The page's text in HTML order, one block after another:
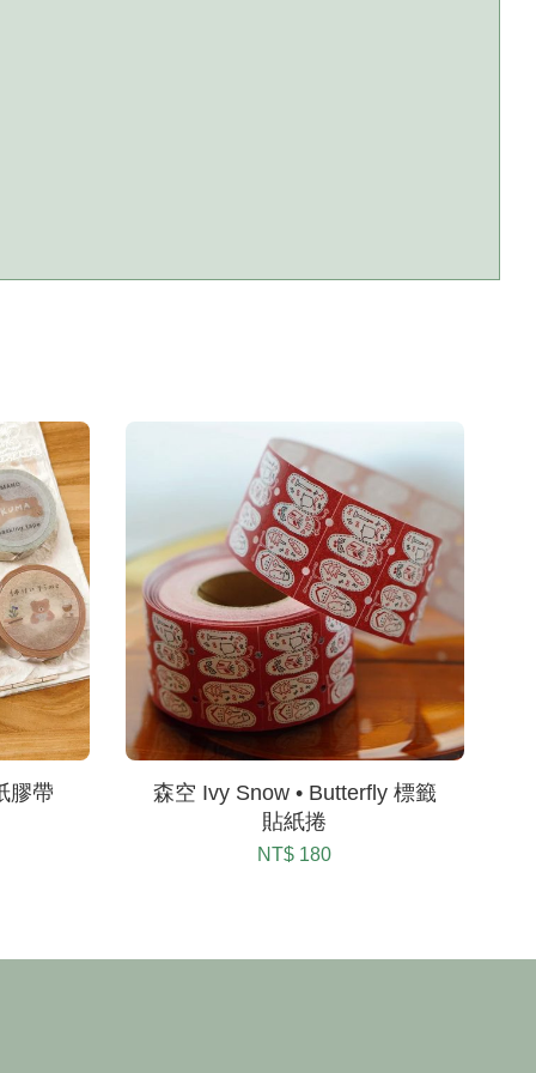
膠帶
森空 Ivy Snow • Butterfly 標籤
貼紙捲
NT$ 180